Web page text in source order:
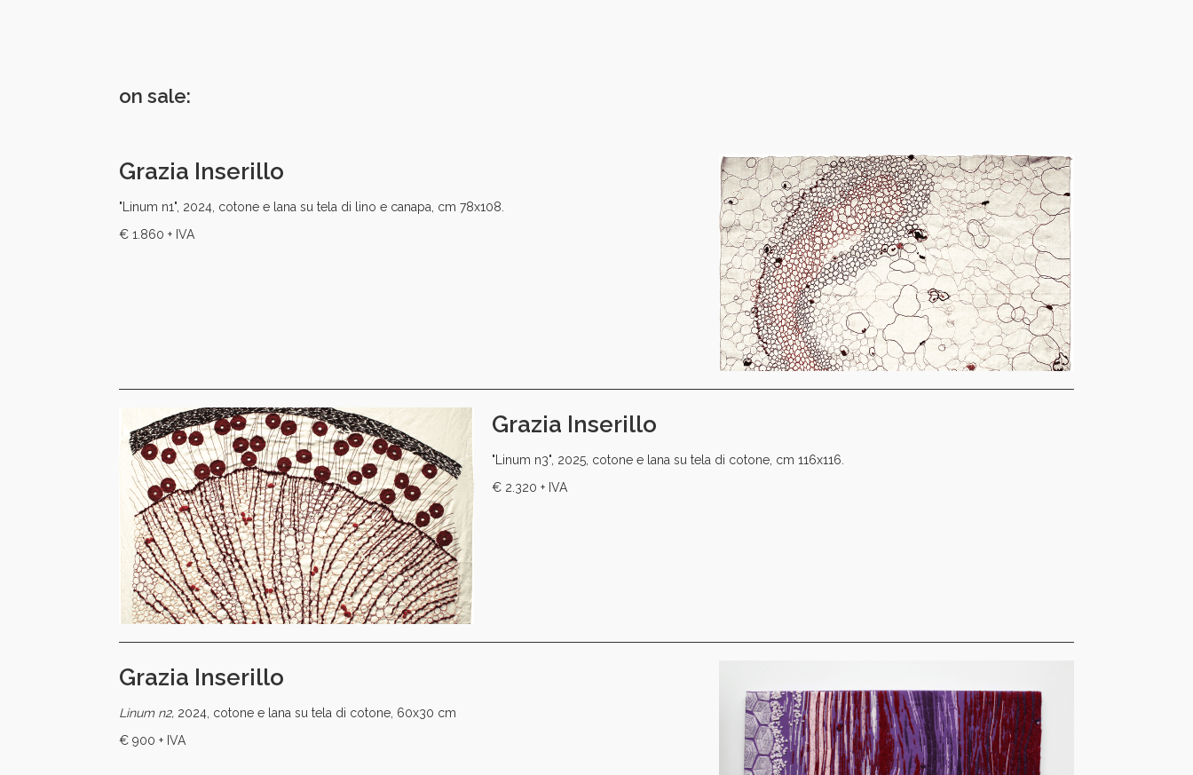
on sale:
Grazia Inserillo
"Linum n1", 2024, cotone e lana su tela di lino e canapa, cm 78x108.
€ 1.860 + IVA
Grazia Inserillo
"Linum n3", 2025, cotone e lana su tela di cotone, cm 116x116.
€ 2.320 + IVA
Grazia Inserillo
Linum n2, 2024, cotone e lana su tela di cotone, 60x30 cm
€ 900 + IVA